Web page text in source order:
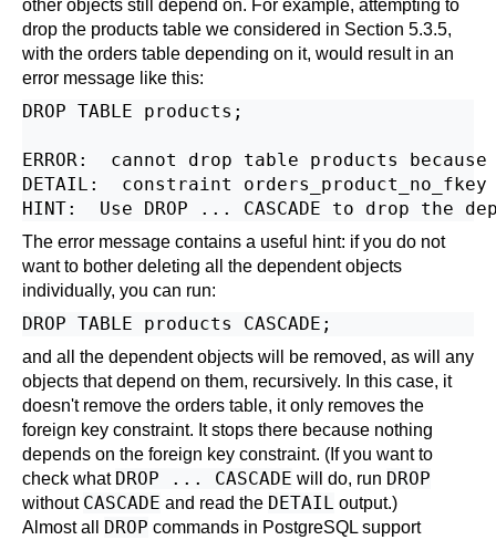
other objects still depend on. For example, attempting to
drop the products table we considered in Section 5.3.5,
with the orders table depending on it, would result in an
error message like this:
DROP TABLE products;
ERROR:  cannot drop table products
DETAIL:  constraint
The error message contains a useful hint: if you do not
want to bother deleting all the dependent objects
individually, you can run:
and all the dependent objects will be removed, as will any
objects that depend on them, recursively. In this case, it
doesn't remove the orders table, it only removes the
foreign key constraint. It stops there because nothing
depends on the foreign key constraint. (If you want to
check what DROP ... CASCADE will do, run DROP
without CASCADE and read the DETAIL output.)
Almost all DROP commands in PostgreSQL support